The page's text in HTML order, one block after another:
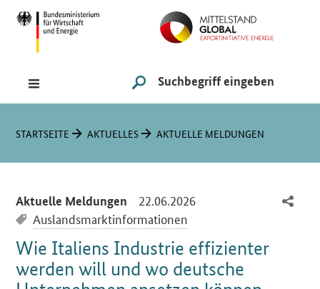
Suche
SUCHE STARTEN
Sie sind hier:
STARTSEITE AKTUELLES AKTUELLE MELDUNGEN
Aktuelle Meldungen 22.06.2026
Auslandsmarktinformationen
Wie Italiens Industrie effizienter
werden will und wo deutsche